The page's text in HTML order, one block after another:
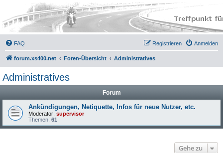
FAQ Anmelden
Registrieren
forum.xs400.net Foren-Übersicht Administratives
Administratives
Forum
Ankündigungen, Netiquette, Infos für neue Nutzer, etc.
Moderator: supervisor
Themen: 61
Gehe zu